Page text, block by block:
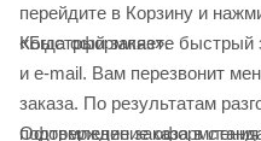
перейдите в Корзину и
«Быстрый заказ».
Когда оформляете
и e-mail. Вам перезвонит
заказа. По результатам
подтверждение оформления
Оформление заказа в